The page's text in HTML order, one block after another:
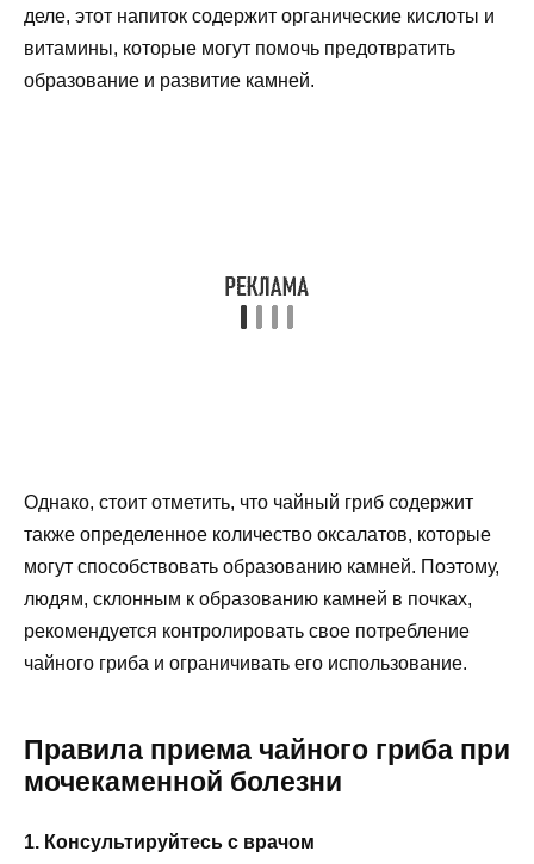
деле, этот напиток содержит органические кислоты и
витамины, которые могут помочь предотвратить
образование и развитие камней.
Однако, стоит отметить, что чайный гриб содержит
также определенное количество оксалатов, которые
могут способствовать образованию камней. Поэтому,
людям, склонным к образованию камней в почках,
рекомендуется контролировать свое потребление
чайного гриба и ограничивать его использование.
Правила приема чайного гриба при
мочекаменной болезни
1. Консультируйтесь с врачом